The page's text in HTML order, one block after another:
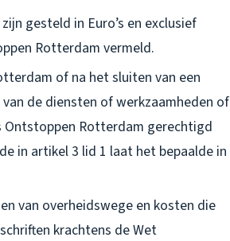
gesteld in Euro’s en exclusief
Rotterdam vermeld.
of na het sluiten van een
de diensten of werkzaamheden of
Rotterdam gerechtigd
in artikel 3 lid 1 laat het bepaalde in
van overheidswege en kosten die
krachtens de Wet